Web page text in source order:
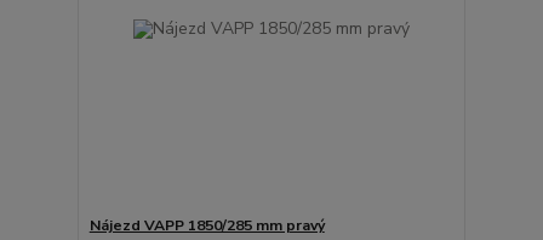
Nájezd VAPP 1850/285 mm pravý